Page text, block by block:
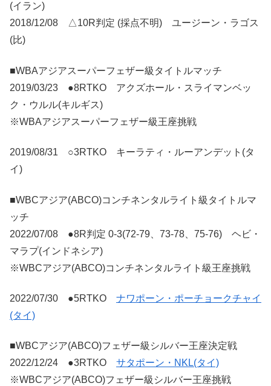
(イラン)
2018/12/08 △10R判定 (採点不明) ユージーン・ラゴス
(比)
■WBAアジアスーパーフェザー級タイトルマッチ
2019/03/23 ●8RTKO アクズホール・スライマンベッ
ク・ウルル(キルギス)
※WBAアジアスーパーフェザー級王座挑戦
2019/08/31 ○3RTKO キーラティ・ルーアンデット(タ
イ)
■WBCアジア(ABCO)コンチネンタルライト級タイトルマ
ッチ
2022/07/08 ●8R判定 0-3(72-79、73-78、75-76) ヘビ・
マラプ(インドネシア)
※WBCアジア(ABCO)コンチネンタルライト級王座挑戦
2022/07/30 ●5RTKO ナワポーン・ポーチョークチャイ
(タイ)
■WBCアジア(ABCO)フェザー級シルバー王座決定戦
2022/12/24 ●3RTKO サタポーン・NKL(タイ)
※WBCアジア(ABCO)フェザー級シルバー王座挑戦